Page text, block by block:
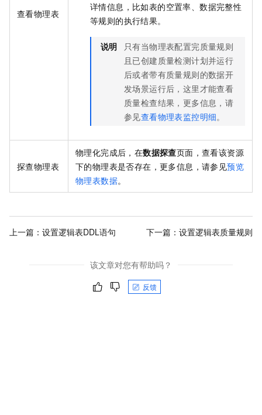
查看物理表
详情信息，比如表的空置率、数据完整性
等规则的执行结果。
说明
只有当物理表配置完质量规则
且已创建质量检测计划并运行
后或者带有质量规则的数据开
发场景运行后，这里才能查看
质量检查结果，更多信息，请
参见查看物理表监控明细。
探查物理表
物理化完成后，在数据探查页面，查看该资源
下的物理表是否存在，更多信息，请参见预览
物理表数据。
上一篇： 设置逻辑表DDL语句 下一篇： 设置逻辑表质量规则
该文章对您有帮助吗？
反馈